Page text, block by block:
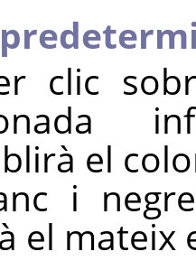
clic
el
i
el mateix